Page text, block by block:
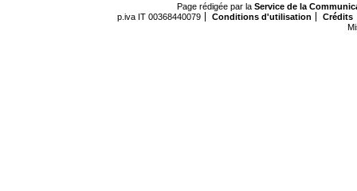
Page rédigée par la Service de la
p.iva IT 00368440079
Conditions d'utilisation
Crédits